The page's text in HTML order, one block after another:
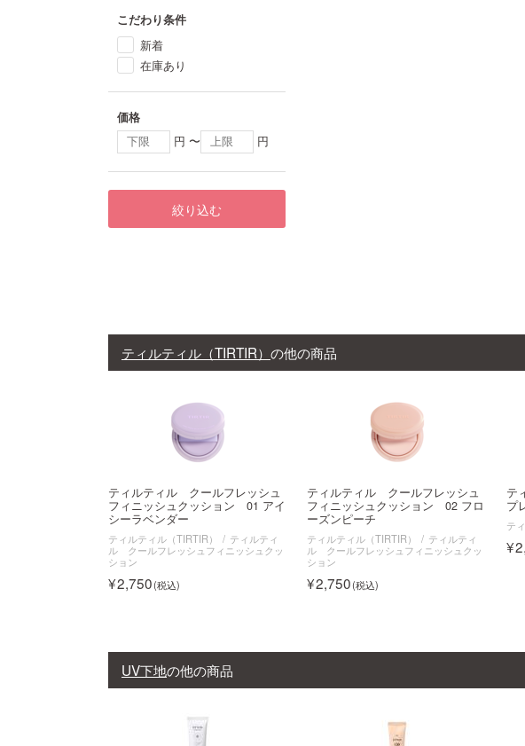
こだわり条件
新着
在庫あり
価格
円 〜 円
絞り込む
ティルティル（TIRTIR） の他の商品
ティルティル クールフレッシュ
フィニッシュクッション 01 アイ
シーラベンダー
ティルティル（TIRTIR）
ティルティ
ル クールフレッシュフィニッシュクッ
ション
2,750
ティルティル クールフレッシュ
フィニッシュクッション 02 フロ
ーズンピーチ
ティルティル（TIRTIR）
ティルティ
ル クールフレッシュフィニッシュクッ
ション
2,750
テ
プ
テ
UV下地の他の商品